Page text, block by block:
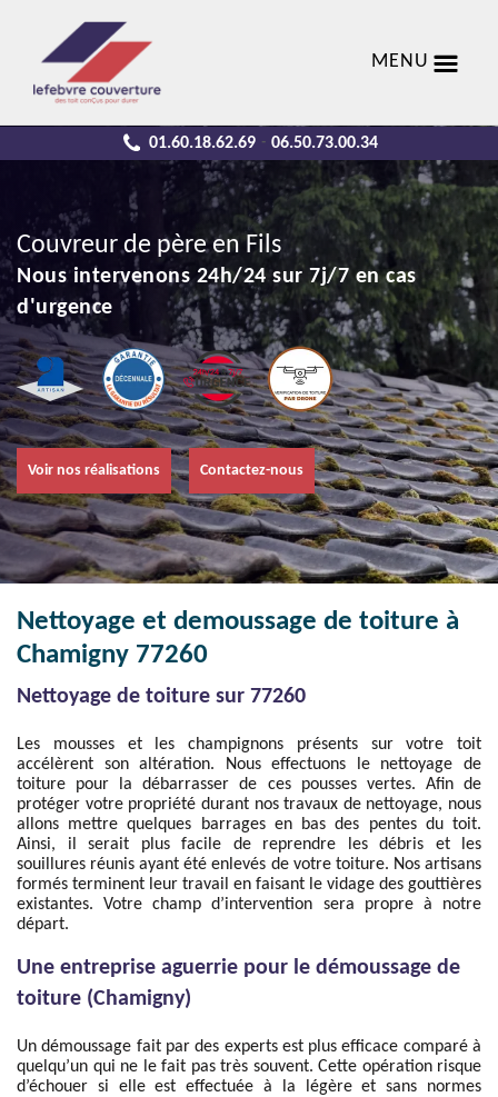
MENU
01.60.18.62.69 - 06.50.73.00.34
Couvreur de père en Fils
Nous intervenons 24h/24 sur 7j/7 en cas
d'urgence
Voir nos réalisations Contactez-nous
Nettoyage et demoussage de toiture à
Chamigny 77260
Nettoyage de toiture sur 77260
Les mousses et les champignons présents sur votre toit
accélèrent son altération. Nous effectuons le nettoyage de
toiture pour la débarrasser de ces pousses vertes. Afin de
protéger votre propriété durant nos travaux de nettoyage, nous
allons mettre quelques barrages en bas des pentes du toit.
Ainsi, il serait plus facile de reprendre les débris et les
souillures réunis ayant été enlevés de votre toiture. Nos artisans
formés terminent leur travail en faisant le vidage des gouttières
existantes. Votre champ d’intervention sera propre à notre
départ.
Une entreprise aguerrie pour le démoussage de
toiture (Chamigny)
Un démoussage fait par des experts est plus efficace comparé à
quelqu’un qui ne le fait pas très souvent. Cette opération risque
d’échouer si elle est effectuée à la légère et sans normes